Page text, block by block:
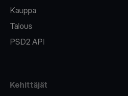
Kauppa
Talous
PSD2 API
Kehittäjät